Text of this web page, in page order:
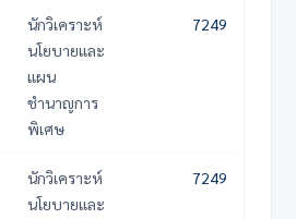
เบอร์โทรภายใน
นักวิเคราะห์
นโยบายและ
แผน
ชำนาญการ
พิเศษ
7249
นักวิเคราะห์
นโยบายและ
7249